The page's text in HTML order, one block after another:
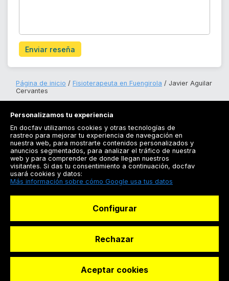
Enviar reseña
Página de inicio Fisioterapeuta en Fuengirola
Javier Aguilar
Cervantes
Registrarse
Docfav
© Dashboard Technologies S.L
Personalizamos tu experiencia
En docfav utilizamos cookies y otras tecnologías de
rastreo para mejorar tu experiencia de navegación en
nuestra web, para mostrarte contenidos personalizados y
anuncios segmentados, para analizar el tráfico de nuestra
web y para comprender de donde llegan nuestros
visitantes. Si das tu consentimiento a continuación, docfav
usará cookies y datos:
Más información sobre cómo Google usa tus datos
Configurar
Rechazar
Aceptar cookies